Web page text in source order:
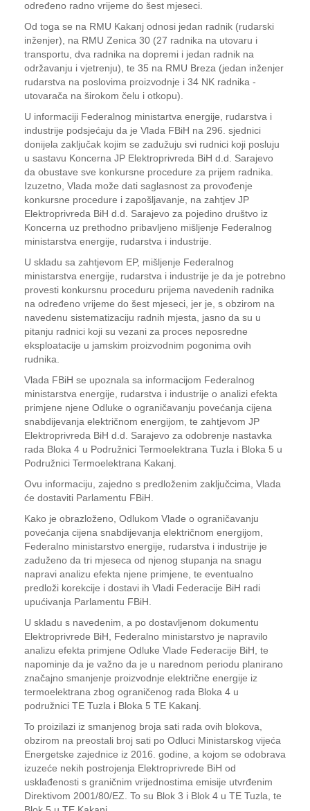
određeno radno vrijeme do šest mjeseci.
Od toga se na RMU Kakanj odnosi jedan radnik (rudarski
inženjer), na RMU Zenica 30 (27 radnika na utovaru i
transportu, dva radnika na dopremi i jedan radnik na
održavanju i vjetrenju), te 35 na RMU Breza (jedan inženjer
rudarstva na poslovima proizvodnje i 34 NK radnika -
utovarača na širokom čelu i otkopu).
U informaciji Federalnog ministartva energije, rudarstva i
industrije podsjećaju da je Vlada FBiH na 296. sjednici
donijela zaključak kojim se zadužuju svi rudnici koji posluju
u sastavu Koncerna JP Elektroprivreda BiH d.d. Sarajevo
da obustave sve konkursne procedure za prijem radnika.
Izuzetno, Vlada može dati saglasnost za provođenje
konkursne procedure i zapošljavanje, na zahtjev JP
Elektroprivreda BiH d.d. Sarajevo za pojedino društvo iz
Koncerna uz prethodno pribavljeno mišljenje Federalnog
ministarstva energije, rudarstva i industrije.
U skladu sa zahtjevom EP, mišljenje Federalnog
ministarstva energije, rudarstva i industrije je da je potrebno
provesti konkursnu proceduru prijema navedenih radnika
na određeno vrijeme do šest mjeseci, jer je, s obzirom na
navedenu sistematizaciju radnih mjesta, jasno da su u
pitanju radnici koji su vezani za proces neposredne
eksploatacije u jamskim proizvodnim pogonima ovih
rudnika.
Vlada FBiH se upoznala sa informacijom Federalnog
ministarstva energije, rudarstva i industrije o analizi efekta
primjene njene Odluke o ograničavanju povećanja cijena
snabdijevanja električnom energijom, te zahtjevom JP
Elektroprivreda BiH d.d. Sarajevo za odobrenje nastavka
rada Bloka 4 u Podružnici Termoelektrana Tuzla i Bloka 5 u
Podružnici Termoelektrana Kakanj.
Ovu informaciju, zajedno s predloženim zaključcima, Vlada
će dostaviti Parlamentu FBiH.
Kako je obrazloženo, Odlukom Vlade o ograničavanju
povećanja cijena snabdijevanja električnom energijom,
Federalno ministarstvo energije, rudarstva i industrije je
zaduženo da tri mjeseca od njenog stupanja na snagu
napravi analizu efekta njene primjene, te eventualno
predloži korekcije i dostavi ih Vladi Federacije BiH radi
upućivanja Parlamentu FBiH.
U skladu s navedenim, a po dostavljenom dokumentu
Elektroprivrede BiH, Federalno ministarstvo je napravilo
analizu efekta primjene Odluke Vlade Federacije BiH, te
napominje da je važno da je u narednom periodu planirano
značajno smanjenje proizvodnje električne energije iz
termoelektrana zbog ograničenog rada Bloka 4 u
podružnici TE Tuzla i Bloka 5 TE Kakanj.
To proizilazi iz smanjenog broja sati rada ovih blokova,
obzirom na preostali broj sati po Odluci Ministarskog vijeća
Energetske zajednice iz 2016. godine, a kojom se odobrava
izuzeće nekih postrojenja Elektroprivrede BiH od
usklađenosti s graničnim vrijednostima emisije utvrđenim
Direktivom 2001/80/EZ. To su Blok 3 i Blok 4 u TE Tuzla, te